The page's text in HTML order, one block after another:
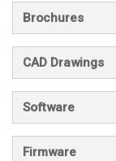
Brochures
CAD Drawings
Software
Firmware